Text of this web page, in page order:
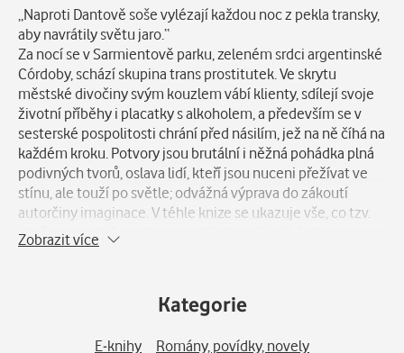
Popis
„Naproti Dantově soše vylézají každou noc z pekla transky,
aby navrátily světu jaro.“
Za nocí se v Sarmientově parku, zeleném srdci argentinské
Córdoby, schází skupina trans prostitutek. Ve skrytu
městské divočiny svým kouzlem vábí klienty, sdílejí svoje
životní příběhy i placatky s alkoholem, a především se v
sesterské pospolitosti chrání před násilím, jež na ně číhá na
každém kroku. Potvory jsou brutální i něžná pohádka plná
podivných tvorů, oslava lidí, kteří jsou nuceni přežívat ve
stínu, ale touží po světle; odvážná výprava do zákoutí
autorčiny imaginace. V téhle knize se ukazuje vše, co tzv.
„slušnou společnost“ na transkách nejvíc děsí, ale i
přitahuje: jejich vzdorná jinakost, nepřehlédnutelná
Villada připomene Reinalda Arenase, Marguerite
Zobrazit více
Kategorie
E-knihy Romány, povídky, novely